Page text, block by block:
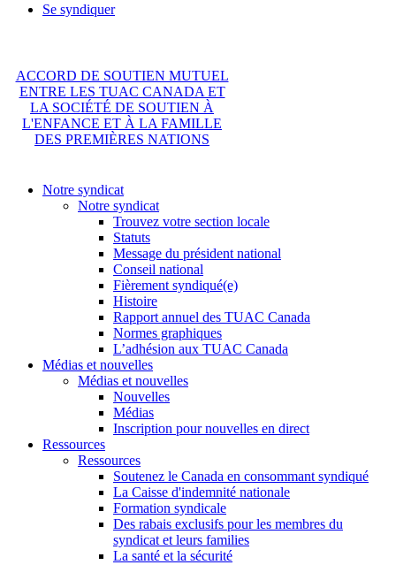
Se syndiquer
ACCORD DE SOUTIEN MUTUEL
ENTRE LES TUAC CANADA ET
LA SOCIÉTÉ DE SOUTIEN À
L'ENFANCE ET À LA FAMILLE
DES PREMIÈRES NATIONS
Notre syndicat
Notre syndicat
Trouvez votre section locale
Statuts
Message du président national
Conseil national
Fièrement syndiqué(e)
Histoire
Rapport annuel des TUAC Canada
Normes graphiques
L’adhésion aux TUAC Canada
Médias et nouvelles
Médias et nouvelles
Nouvelles
Médias
Inscription pour nouvelles en direct
Ressources
Ressources
Soutenez le Canada en consommant syndiqué
La Caisse d'indemnité nationale
Formation syndicale
Des rabais exclusifs pour les membres du
syndicat et leurs families
La santé et la sécurité